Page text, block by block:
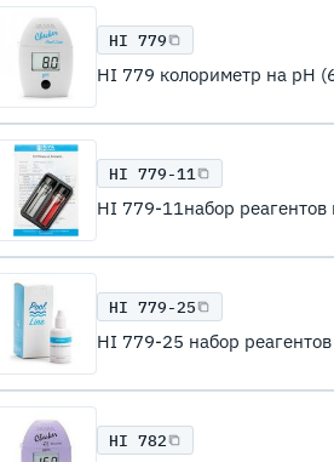
HI 779
HI 779 колориметр на pH
HI 779-11
HI 779-11набор реагентов
HI 779-25
HI 779-25 набор
HI 782